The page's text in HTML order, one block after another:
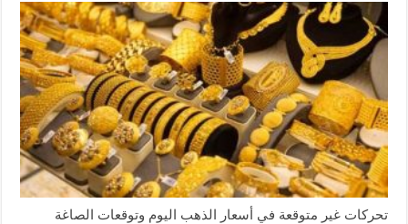
تحركات غير متوقعة في أسعار الذهب اليوم وتوقعات الصاغة